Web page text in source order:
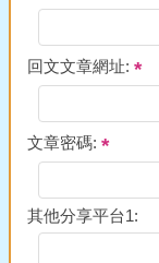
回文文章網址:
文章密碼:
其他分享平台1: